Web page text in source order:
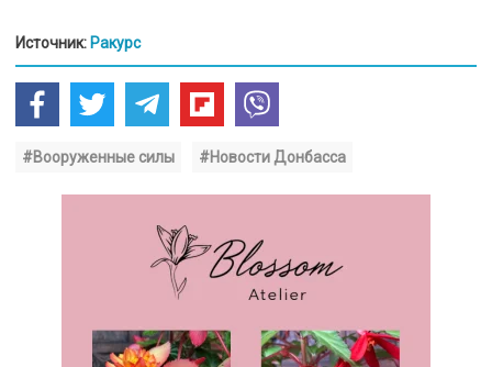
Источник: Ракурс
#Вооруженные силы #Новости Донбасса